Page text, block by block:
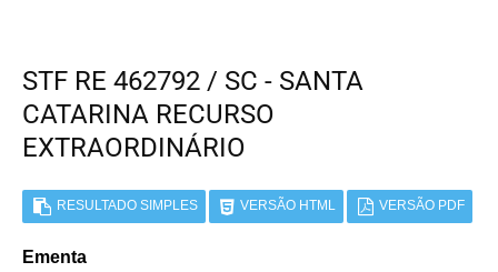
STF RE 462792 / SC - SANTA
CATARINA RECURSO
EXTRAORDINÁRIO
RESULTADO SIMPLES VERSÃO HTML VERSÃO PDF
Ementa